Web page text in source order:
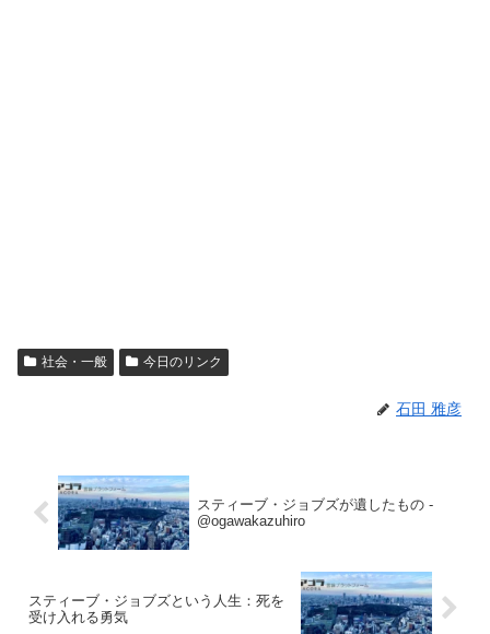
社会・一般 今日のリンク
石田 雅彦
スティーブ・ジョブズが遺したもの -
@ogawakazuhiro
スティーブ・ジョブズという人生：死を
受け入れる勇気